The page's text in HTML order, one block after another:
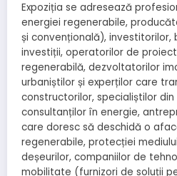
Expoziția se adresează
energiei regenerabile,
și convențională), investitorilor,
investiții, operatorilor de
regenerabilă, dezvoltatorilor
urbaniștilor și experților care
constructorilor, specialiștilor
consultanților în energie,
care doresc să deschidă o
regenerabile, protecției
deșeurilor, companiilor de
mobilitate (furnizori de soluții